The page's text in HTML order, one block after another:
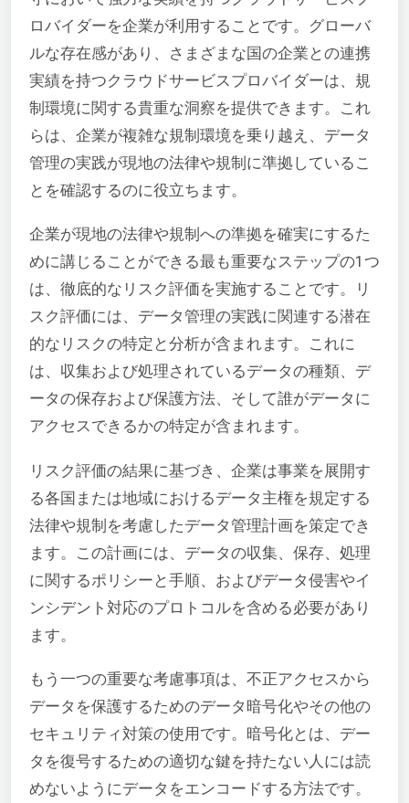
ロバイダーを企業が利用することです。グローバ
ルな存在感があり、さまざまな国の企業との連携
実績を持つクラウドサービスプロバイダーは、規
制環境に関する貴重な洞察を提供できます。これ
らは、企業が複雑な規制環境を乗り越え、データ
管理の実践が現地の法律や規制に準拠しているこ
とを確認するのに役立ちます。
企業が現地の法律や規制への準拠を確実にするた
めに講じることができる最も重要なステップの1つ
は、徹底的なリスク評価を実施することです。リ
スク評価には、データ管理の実践に関連する潜在
的なリスクの特定と分析が含まれます。これに
は、収集および処理されているデータの種類、デ
ータの保存および保護方法、そして誰がデータに
アクセスできるかの特定が含まれます。
リスク評価の結果に基づき、企業は事業を展開す
る各国または地域におけるデータ主権を規定する
法律や規制を考慮したデータ管理計画を策定でき
ます。この計画には、データの収集、保存、処理
に関するポリシーと手順、およびデータ侵害やイ
ンシデント対応のプロトコルを含める必要があり
ます。
もう一つの重要な考慮事項は、不正アクセスから
データを保護するためのデータ暗号化やその他の
セキュリティ対策の使用です。暗号化とは、デー
タを復号するための適切な鍵を持たない人には読
めないようにデータをエンコードする方法です。